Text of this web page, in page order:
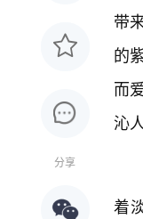
分享
带
的
而
沁
着